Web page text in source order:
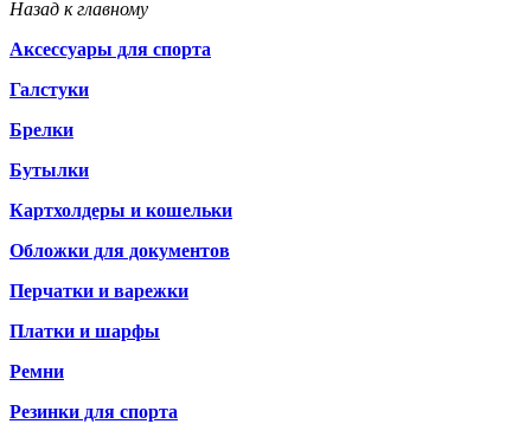
Назад к главному
Аксессуары для спорта
Галстуки
Брелки
Бутылки
Картхолдеры и кошельки
Обложки для документов
Перчатки и варежки
Платки и шарфы
Ремни
Резинки для спорта